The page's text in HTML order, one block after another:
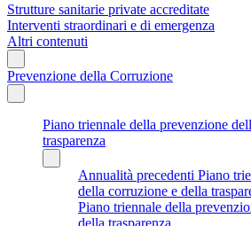
Strutture sanitarie private accreditate
Interventi straordinari e di emergenza
Altri contenuti
Prevenzione della Corruzione
Piano triennale della prevenzione
trasparenza
Annualità precedenti Piano
della corruzione e della
Piano triennale della
della trasparenza